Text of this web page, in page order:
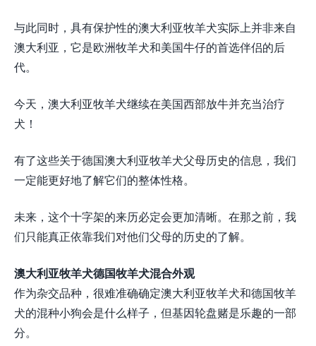
与此同时，具有保护性的澳大利亚牧羊犬实际上并非来自
澳大利亚，它是欧洲牧羊犬和美国牛仔的首选伴侣的后
代。
今天，澳大利亚牧羊犬继续在美国西部放牛并充当治疗
犬！
有了这些关于德国澳大利亚牧羊犬父母历史的信息，我们
一定能更好地了解它们的整体性格。
未来，这个十字架的来历必定会更加清晰。在那之前，我
们只能真正依靠我们对他们父母的历史的了解。
澳大利亚牧羊犬德国牧羊犬混合外观
作为杂交品种，很难准确确定澳大利亚牧羊犬和德国牧羊
犬的混种小狗会是什么样子，但基因轮盘赌是乐趣的一部
分。